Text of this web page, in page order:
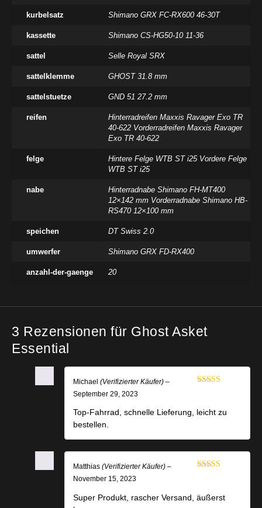
kurbelsatz Shimano GRX FC-RX600 46-30T
kassette Shimano CS-HG50-10 11-36
sattel Selle Royal SRX
sattelklemme GHOST 31.8 mm
sattelstuetze GND 51 27.2 mm
reifen
Hinterradreifen Maxxis Ravager Exo TR
40-622 Vorderradreifen Maxxis Ravager
Exo TR 40-622
felge
Hintere Felge WTB ST i25 Vordere Felge
WTB ST i25
nabe
Hinterradnabe Shimano FH-MT400
12×142 mm Vorderradnabe Shimano HB-
RS470 12×100 mm
speichen DT Swiss 2.0
umwerfer Shimano GRX FD-RX400
anzahl-der-gaenge 20
3 Rezensionen für Ghost Asket
Essential
Michael (Verifizierter Käufer) –
September 29, 2023
Top-Fahrrad, schnelle Lieferung, leicht zu
bestellen.
Matthias (Verifizierter Käufer) –
November 15, 2023
Super Produkt, rascher Versand, äußerst